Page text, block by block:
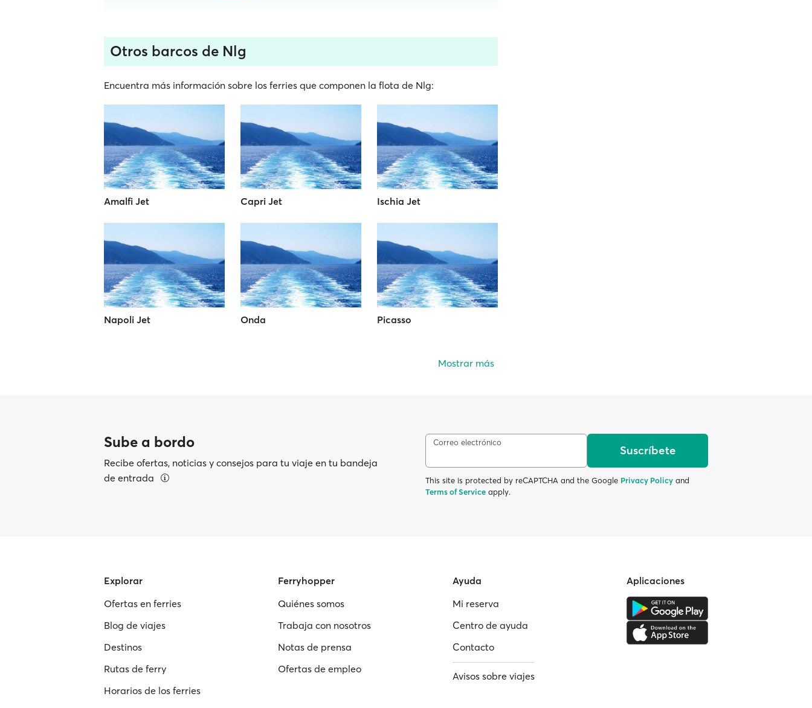
Otros barcos de Nlg
Encuentra más información sobre los ferries que componen la flota de Nlg:
Amalfi Jet Capri Jet Ischia Jet
Napoli Jet Onda Picasso
Mostrar más
Sube a bordo
Recibe ofertas, noticias y consejos para tu viaje en tu bandeja
de entrada
Correo electrónico
Suscríbete
This site is protected by reCAPTCHA and the Google Privacy Policy and
Terms of Service apply.
Explorar
Ofertas en ferries
Blog de viajes
Destinos
Rutas de ferry
Horarios de los ferries
Ferryhopper
Quiénes somos
Trabaja con nosotros
Notas de prensa
Ofertas de empleo
Ayuda
Mi reserva
Centro de ayuda
Contacto
Avisos sobre viajes
Aplicaciones